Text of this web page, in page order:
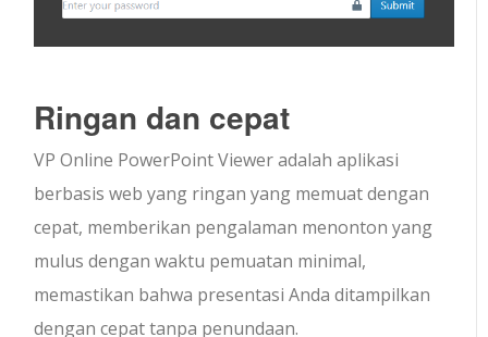
Ringan dan cepat
VP Online PowerPoint Viewer adalah aplikasi
berbasis web yang ringan yang memuat dengan
cepat, memberikan pengalaman menonton yang
mulus dengan waktu pemuatan minimal,
memastikan bahwa presentasi Anda ditampilkan
dengan cepat tanpa penundaan.